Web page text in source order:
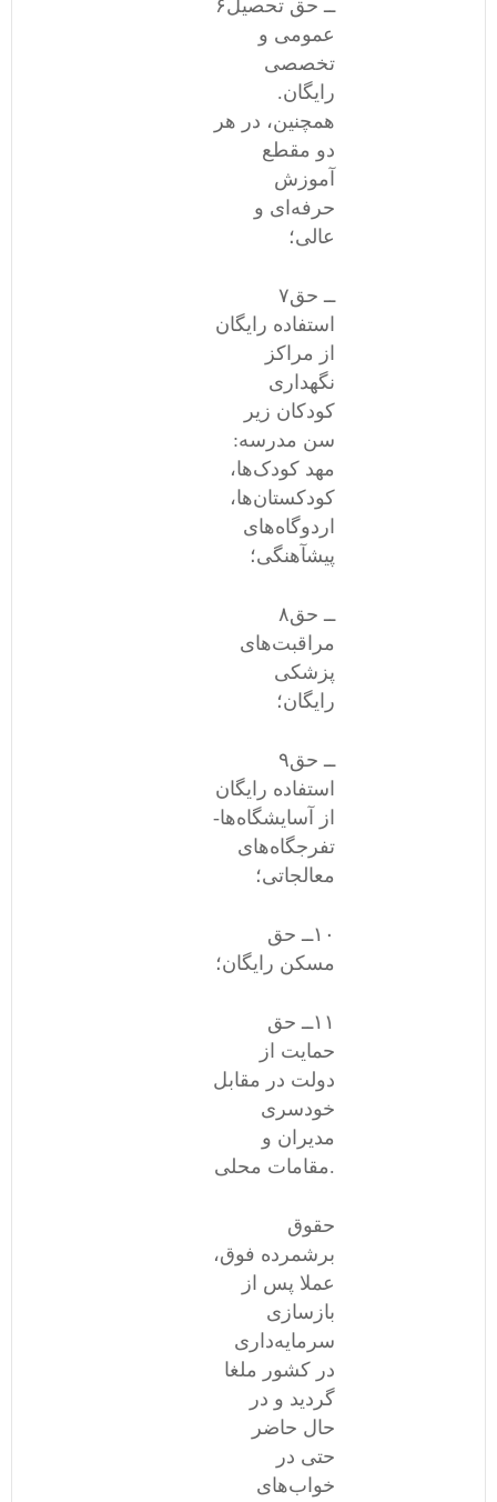
۶ــ حق تحصیل
عمومی و
تخصصی
رایگان.
همچنین، در هر
دو مقطع
آموزش
حرفه‌ای و
عالی؛
۷ــ حق
استفاده رایگان
از مراکز
نگهداری
کودکان زیر
سن مدرسه:
مهد کودک‌ها،
کودکستان‌ها،
اردوگاه‌های
پیشآهنگی؛
۸ــ حق
مراقبت‌های
پزشکی
رایگان؛
۹ــ حق
استفاده رایگان
از آسایشگاه‌ها-
تفرجگاه‌های
معالجاتی؛
١٠ــ حق
مسکن رایگان؛
١١ــ حق
حمایت از
دولت در مقابل
خودسری
مدیران و
مقامات محلی.
حقوق
برشمرده فوق،
عملا پس از
بازسازی
سرمایه‌داری
در کشور ملغا
گردید و در
حال حاضر
حتی در
خواب‌های